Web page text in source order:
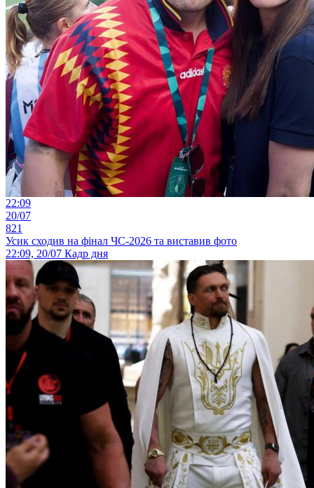
22:09
20/07
821
Усик сходив на фінал ЧС-2026 та виставив фото
22:09, 20/07 Кадр дня